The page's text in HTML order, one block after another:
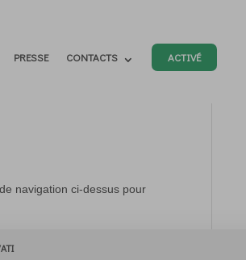
PRESSE CONTACTS ACTIVÉ
navigation ci-dessus pour